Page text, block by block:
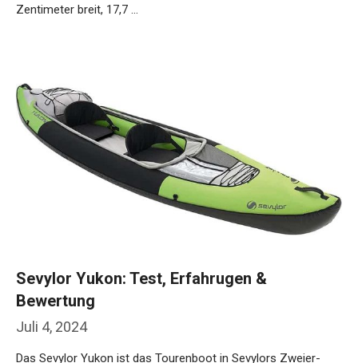
Zentimeter breit, 17,7 …
Juli 4, 2024
Sevylor Yukon: Test, Erfahrugen &
Bewertung
Das Sevylor Yukon ist das Tourenboot in Sevylors Zweier-